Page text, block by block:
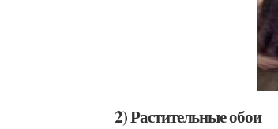
2) Растительные обои